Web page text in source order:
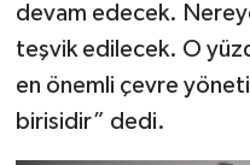
devam edecek.
teşvik edilecek. O
en önemli çevre
birisidir” dedi.